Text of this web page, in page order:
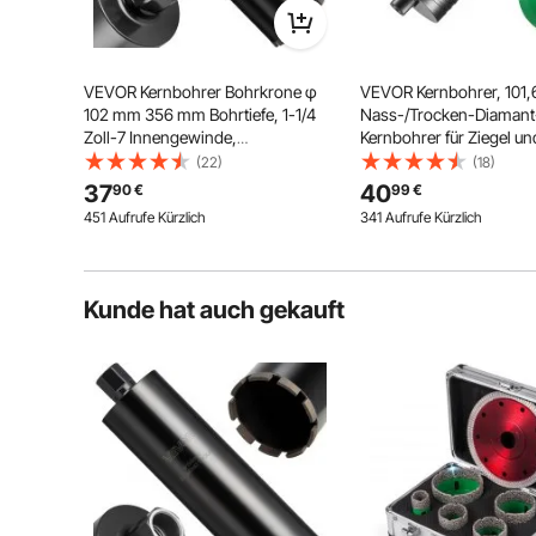
Robuster Diamantstaub
Das Ende der Glaslochsäge ist mit
hochwertigem Diamantsand
beschichtet, der mit hoher
Geschwindigkeit scharfe,
hochpräzise und glatte Schnitte
Hilfreich (
29)
VEVOR Kernbohrer Bohrkrone φ
102 mm 356 mm Bohrtiefe, 1-1/4
Zoll-7 Innengewinde,
Hochpräzisions-
Schweißtechnologie, Nass-
Diamantkernbohrer
Kernlochbohrer für Stahlbeton
(22)
3790€
451 Aufrufe Kürzlich
VEVOR Kernbohrer,
Nass-/Trocken-
Kernbohrer für Ziegel
Betonkernbohrer mit
Führungsbohrer und
241,3 mm Bohrtiefe, 5/8
Innengewinde,
(18)
4099€
341 Aufrufe Kürzlich
Kunde hat auch gekauft